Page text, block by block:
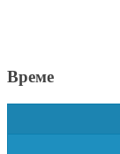
Време